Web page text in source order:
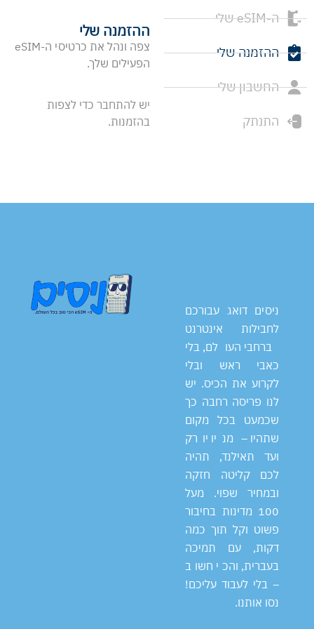
ה-eSIM שלי
ההזמנה שלי
החשבון שלי
התנתק
ההזמנה שלי
צפה ונהל את כרטיסי ה-eSIM
הפעילים שלך.
יש להתחבר כדי לצפות
בהזמנות.
ניסים דואג עבורכם
לחבילות אינטרנט
ברחבי העולם, בלי
כאבי ראש ובלי
לקרוע את הכיס. יש
לנו פריסה רחבה כך
שכמעט בכל מקום
שתהיו – מניו יורק
ועד תאילנד, תהיה
לכם קליטה חזקה
ובמחיר שפוי. מעל
100 מדינות בחיבור
פשוט וקל תוך כמה
דקות, עם תמיכה
בעברית, והכי חשוב
– בלי לעבוד עליכם!
נסו אותנו.